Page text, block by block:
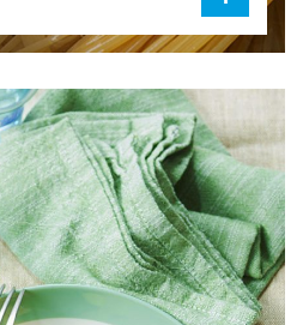
DIFFICULTÉ